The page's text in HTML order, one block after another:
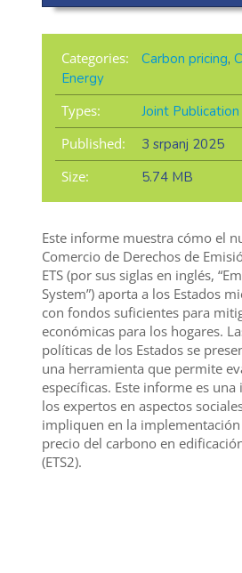
Categories: Carbon pricing,
Energy
Types:
Joint Publication
Published:
3 srpanj 2025
Size:
5.74 MB
Este informe muestra cómo el
Comercio de Derechos de
ETS (por sus siglas en inglés,
System”) aporta a los Estados
con fondos suficientes para
económicas para los hogares.
políticas de los Estados se
una herramienta que permite
específicas. Este informe es
los expertos en aspectos
impliquen en la
precio del carbono en
(ETS2).